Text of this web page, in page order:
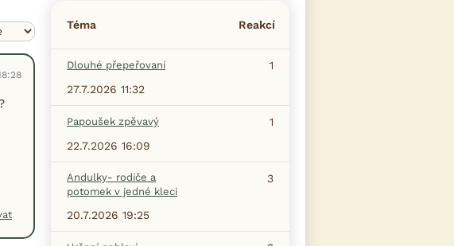
Téma Reakcí
Dlouhé přepeřovaní
1
27.7.2026 11:32
Papoušek zpěvavý
1
22.7.2026 16:09
Andulky- rodiče a
potomek v jedné kleci
3
20.7.2026 19:25